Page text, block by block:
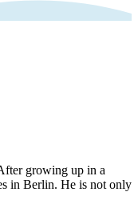
growing up in a
in Berlin. He is not only